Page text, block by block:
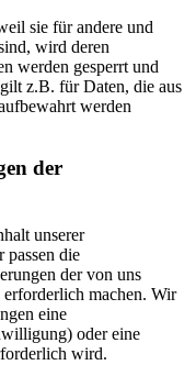
sie für andere und
wird deren
werden gesperrt und
z.B. für Daten, die aus
werden
der
unserer
passen die
der von uns
machen. Wir
eine
oder eine
wird.